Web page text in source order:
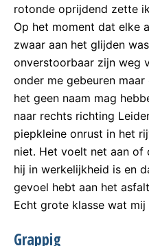
rotonde oprijdend zette
Op het moment dat elke
zwaar aan het glijden
onverstoorbaar zijn weg
onder me gebeuren
het geen naam mag
naar rechts richting
piepkleine onrust in het
niet. Het voelt net aan of
hij in werkelijkheid is en
gevoel hebt aan het
Echt grote klasse wat
Grappig